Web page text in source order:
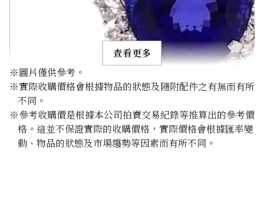
Tanzanite necklace 35.01 ct
參考回收價
查看更多
※圖片僅供參考。
※實際收購價格會根據物品的狀態及隨附配件之有無而有所
不同。
※參考收購價是根據本公司拍賣交易紀錄等推算出的參考價
格。這並不保證實際的收購價格，實際價格會根據匯率變
動、物品的狀態及市場趨勢等因素而有所不同。